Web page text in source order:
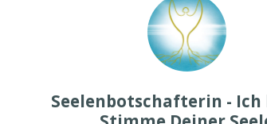
Seelenbotschafterin - Ich